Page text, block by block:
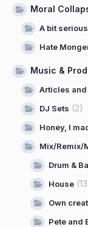
Moral
A bit serious
Hate
Music &
Articles
DJ Sets (2)
Honey, I
Mix/Remix/
Drum &
House
Own
Pete and